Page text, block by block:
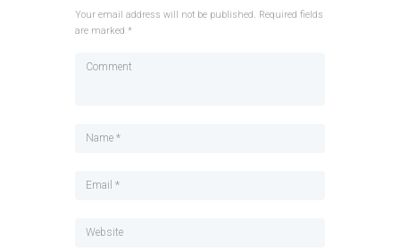
Your email address will not be published. Required fields
are marked *